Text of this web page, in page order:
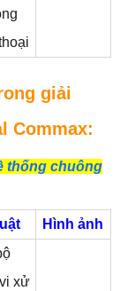
giải
Commax:
thống chuông
Hình ảnh
xử